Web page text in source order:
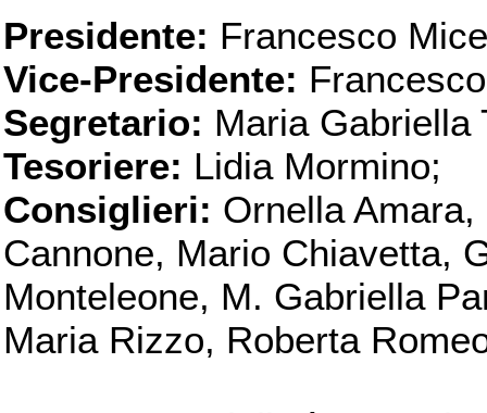
Presidente: Francesco
Vice-Presidente:
Segretario: Maria Gabriella
Tesoriere: Lidia Mormino;
Consiglieri: Ornella
Cannone, Mario Chiavetta,
Monteleone, M. Gabriella
Maria Rizzo, Roberta